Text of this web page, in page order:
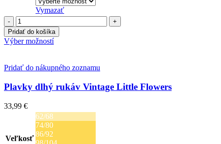
Vymazať
množstvo
Plavky
kraťasy
Fresh
Pridať do košíka
Výber možnostíTento
viacero
Možnosti
si
vybrať
na
Pridať do nákupného zoznamu
Plavky dlhý rukáv Vintage Little Flowers
33,99 €
Veľkosť
62/68
74/80
86/92